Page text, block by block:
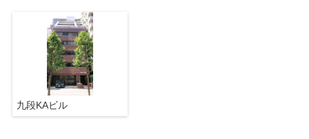
九段KAビル